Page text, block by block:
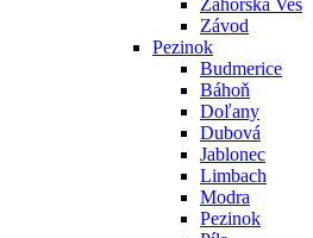
Záhorská Ves
Závod
Pezinok
Budmerice
Báhoň
Doľany
Dubová
Jablonec
Limbach
Modra
Pezinok